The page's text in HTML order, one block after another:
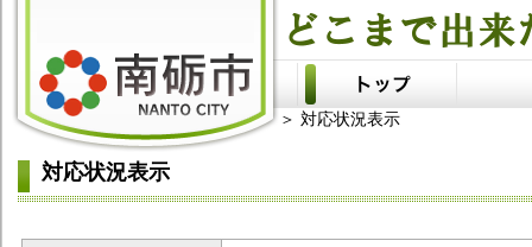
＞ 対応状況表示
対応状況表示